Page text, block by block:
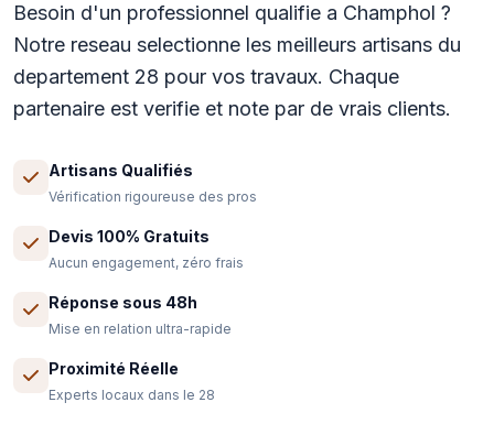
Besoin d'un professionnel qualifie a Champhol ?
Notre reseau selectionne les meilleurs artisans du
departement 28 pour vos travaux. Chaque
partenaire est verifie et note par de vrais clients.
Artisans Qualifiés
Vérification rigoureuse des pros
Devis 100% Gratuits
Aucun engagement, zéro frais
Réponse sous 48h
Mise en relation ultra-rapide
Proximité Réelle
Experts locaux dans le 28